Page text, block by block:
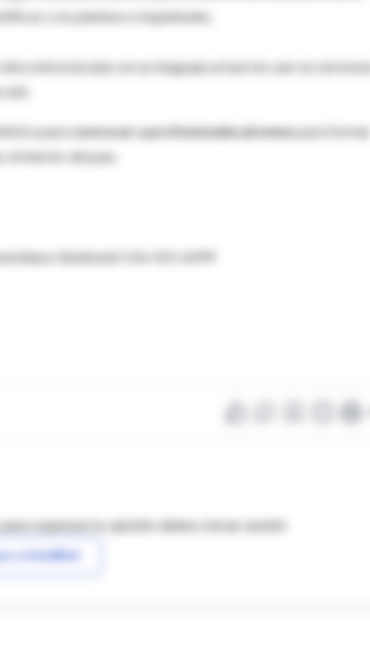
o no planteos e inquietudes.
con un lenguaje actual sin caer en
paraconvocar a profesionales jóvenespara
interior del pais.
Ghielmetti 156-015-6099
expresar tu opinión debes iniciar sesión
a IntraMed